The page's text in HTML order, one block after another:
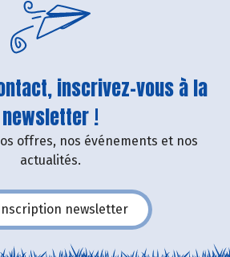
inscrivez-vous à la
newsletter !
offres, nos événements et nos
actualités.
newsletter